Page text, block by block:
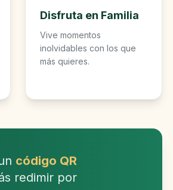
Disfruta en Familia
Vive momentos
inolvidables con los que
más quieres.
código QR
redimir por